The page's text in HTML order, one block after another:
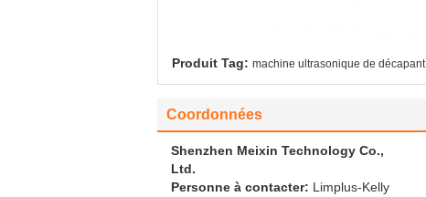
Produit Tag: machine ultrasonique de décapant
Coordonnées
Shenzhen Meixin Technology Co.,
Ltd.
Personne à contacter: Limplus-Kelly